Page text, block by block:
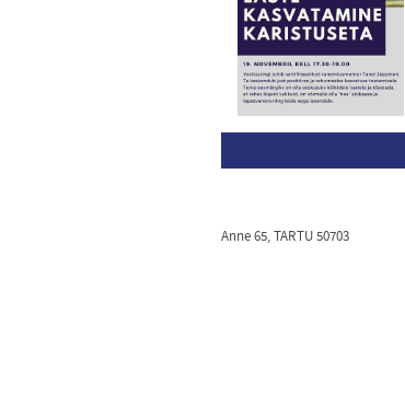
Anne 65, TARTU 50703